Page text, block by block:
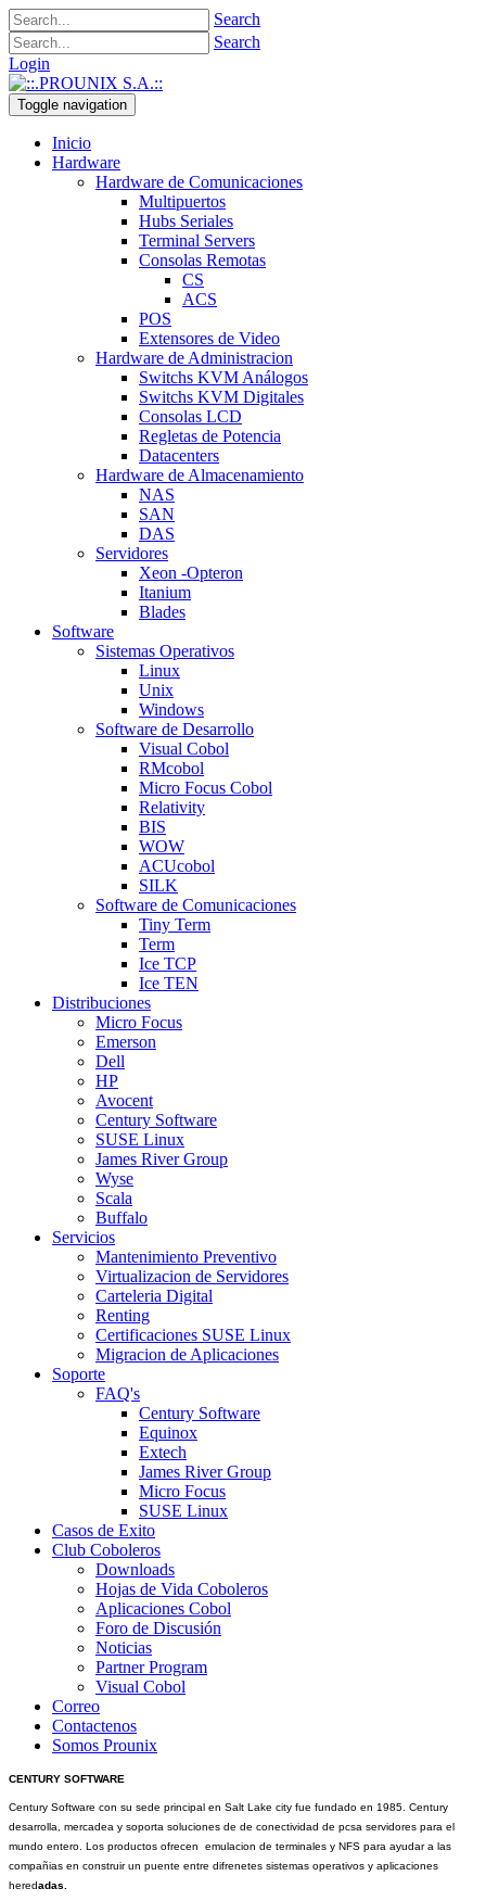
Search
Search
Login
Toggle navigation
Inicio
Hardware
Hardware de Comunicaciones
Multipuertos
Hubs Seriales
Terminal Servers
Consolas Remotas
CS
ACS
POS
Extensores de Video
Hardware de Administracion
Switchs KVM Análogos
Switchs KVM Digitales
Consolas LCD
Regletas de Potencia
Datacenters
Hardware de Almacenamiento
NAS
SAN
DAS
Servidores
Xeon -Opteron
Itanium
Blades
Software
Sistemas Operativos
Linux
Unix
Windows
Software de Desarrollo
Visual Cobol
RMcobol
Micro Focus Cobol
Relativity
BIS
WOW
ACUcobol
SILK
Software de Comunicaciones
Tiny Term
Term
Ice TCP
Ice TEN
Distribuciones
Micro Focus
Emerson
Dell
HP
Avocent
Century Software
SUSE Linux
James River Group
Wyse
Scala
Buffalo
Servicios
Mantenimiento Preventivo
Virtualizacion de Servidores
Carteleria Digital
Renting
Certificaciones SUSE Linux
Migracion de Aplicaciones
Soporte
FAQ's
Century Software
Equinox
Extech
James River Group
Micro Focus
SUSE Linux
Casos de Exito
Club Coboleros
Downloads
Hojas de Vida Coboleros
Aplicaciones Cobol
Foro de Discusión
Noticias
Partner Program
Visual Cobol
Correo
Contactenos
Somos Prounix
CENTURY SOFTWARE
Century Software con su sede principal en Salt Lake city fue fundado en 1985. Century
desarrolla, mercadea y soporta soluciones de de conectividad de pcsa servidores para el
mundo entero. Los productos ofrecen emulacion de terminales y NFS para ayudar a las
compañias en construir un puente entre difrenetes sistemas operativos y aplicaciones
heredadas.